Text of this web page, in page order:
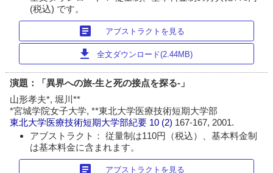
(税込) です。
article アブストラクトを見る
download 全文ダウンロード(2.44MB)
演題：「異界への旅‐生と死の接点を探る‐」
山形孝夫*, 堀川**
*宮城学院女子大学, **東北大学医療技術短期大学部
東北大学医療技術短期大学部紀要 10 (2) 167-167, 2001.
アブストラクト： 従量制は110円（税込）、基本料金制
は基本料金に含まれます。
article アブストラクトを見る